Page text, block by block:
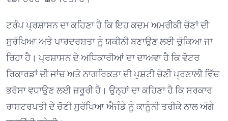
ਟਰੰਪ ਪ੍ਰਸ਼ਾਸਨ ਦਾ ਕਹਿਣਾ ਹੈ ਕਿ ਇਹ ਕਦਮ ਅਮਰੀਕੀ ਚੋਣਾਂ ਦੀ
ਸੁਰੱਖਿਆ ਅਤੇ ਪਾਰਦਰਸ਼ਤਾ ਨੂੰ ਯਕੀਨੀ ਬਣਾਉਣ ਲਈ ਚੁੱਕਿਆ ਜਾ
ਰਿਹਾ ਹੈ। ਪ੍ਰਸ਼ਾਸਨ ਦੇ ਅਧਿਕਾਰੀਆਂ ਦਾ ਦਾਅਵਾ ਹੈ ਕਿ ਵੋਟਰ
ਰਿਕਾਰਡਾਂ ਦੀ ਜਾਂਚ ਅਤੇ ਨਾਗਰਿਕਤਾ ਦੀ ਪੁਸ਼ਟੀ ਚੋਣੀ ਪ੍ਰਣਾਲੀ ਵਿੱਚ
ਭਰੋਸਾ ਵਧਾਉਣ ਲਈ ਜ਼ਰੂਰੀ ਹੈ। ਉਨ੍ਹਾਂ ਦਾ ਕਹਿਣਾ ਹੈ ਕਿ ਸਰਕਾਰ
ਰਾਸ਼ਟਰਪਤੀ ਦੇ ਚੋਣੀ ਸੁਰੱਖਿਆ ਐਜੰਡੇ ਨੂੰ ਕਾਨੂੰਨੀ ਤਰੀਕੇ ਨਾਲ ਅੱਗੇ